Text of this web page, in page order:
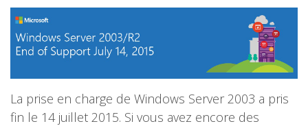
La prise en charge de Windows Server 2003 a pris
fin le 14 juillet 2015. Si vous avez encore des